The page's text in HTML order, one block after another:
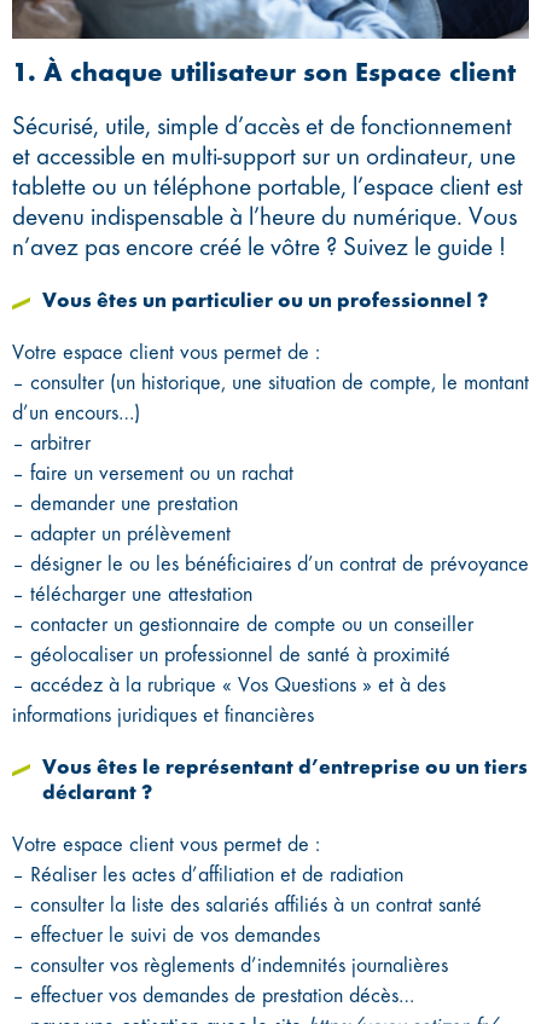
1. À chaque utilisateur son Espace client
Sécurisé, utile, simple d’accès et de fonctionnement
et accessible en multi-support sur un ordinateur, une
tablette ou un téléphone portable, l’espace client est
devenu indispensable à l’heure du numérique. Vous
n’avez pas encore créé le vôtre ? Suivez le guide !
Vous êtes un particulier ou un professionnel ?
Votre espace client vous permet de :
– consulter (un historique, une situation de compte, le montant
d’un encours…)
– arbitrer
– faire un versement ou un rachat
– demander une prestation
– adapter un prélèvement
– désigner le ou les bénéficiaires d’un contrat de prévoyance
– télécharger une attestation
– contacter un gestionnaire de compte ou un conseiller
– géolocaliser un professionnel de santé à proximité
– accédez à la rubrique « Vos Questions » et à des
informations juridiques et financières
Vous êtes le représentant d’entreprise ou un tiers
déclarant ?
Votre espace client vous permet de :
– Réaliser les actes d’affiliation et de radiation
– consulter la liste des salariés affiliés à un contrat santé
– effectuer le suivi de vos demandes
– consulter vos règlements d’indemnités journalières
– effectuer vos demandes de prestation décès…